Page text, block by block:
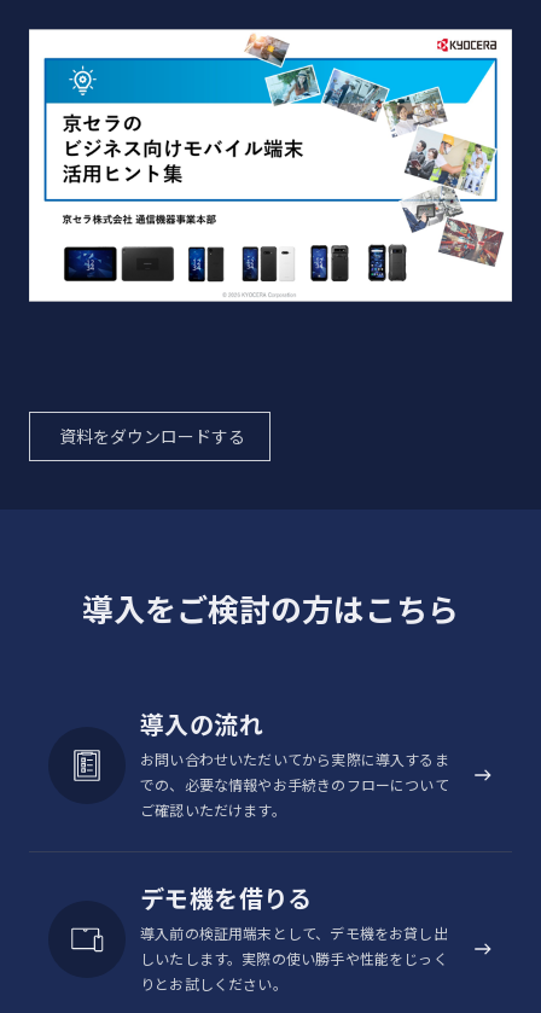
資料をダウンロードする
導入をご検討の方はこちら
導入の流れ
お問い合わせいただいてから実際に導入するま
での、必要な情報やお手続きのフローについて
ご確認いただけます。
デモ機を借りる
導入前の検証用端末として、デモ機をお貸し出
しいたします。実際の使い勝手や性能をじっく
りとお試しください。